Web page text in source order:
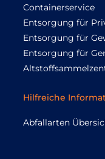
Containerservice
Entsorgung für
Entsorgung für
Entsorgung für
Hilfreiche
Abfallarten